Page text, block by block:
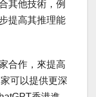
其他技術，例
提高其推理能
合作，來提高
可以提供更深